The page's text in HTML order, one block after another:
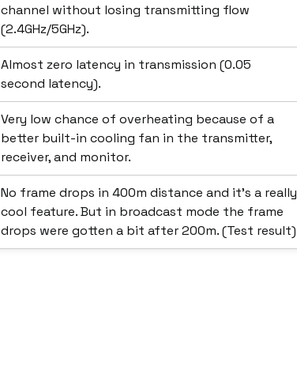
channel without losing transmitting flow
(2.4GHz/5GHz).
Almost zero latency in transmission (0.05
second latency).
Very low chance of overheating because of a
better built-in cooling fan in the transmitter,
receiver, and monitor.
No frame drops in 400m distance and it's a really
cool feature. But in broadcast mode the frame
drops were gotten a bit after 200m. (Test result)